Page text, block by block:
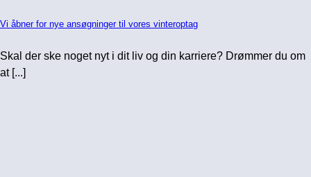
Vi åbner for nye ansøgninger til vores vinteroptag
Skal der ske noget nyt i dit liv og din karriere? Drømmer du om
at [...]